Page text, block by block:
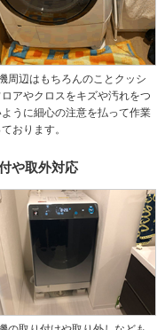
周辺はもちろんのことクッシ
ロアやクロスをキズや汚れをつ
うに細心の注意を払って作業
おります。
や取外対応